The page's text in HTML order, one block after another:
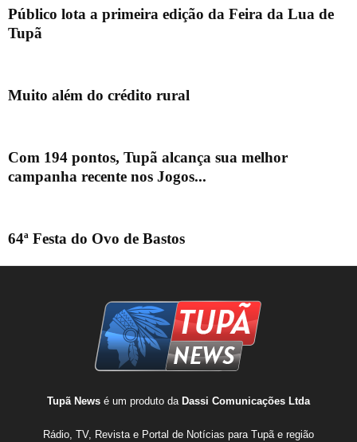
Público lota a primeira edição da Feira da Lua de
Tupã
Muito além do crédito rural
Com 194 pontos, Tupã alcança sua melhor
campanha recente nos Jogos...
64ª Festa do Ovo de Bastos
Tupã News é um produto da Dassi Comunicações Ltda
Rádio, TV, Revista e Portal de Notícias para Tupã e região